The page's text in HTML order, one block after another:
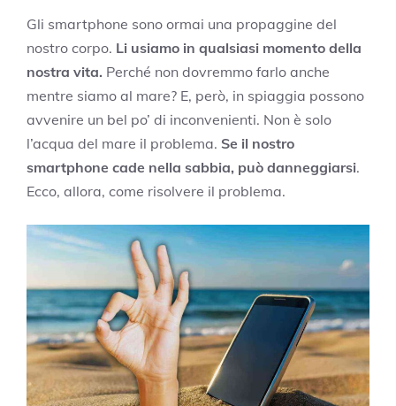
Gli smartphone sono ormai una propaggine del
nostro corpo. Li usiamo in qualsiasi momento della
nostra vita. Perché non dovremmo farlo anche
mentre siamo al mare? E, però, in spiaggia possono
avvenire un bel po’ di inconvenienti. Non è solo
l’acqua del mare il problema. Se il nostro
smartphone cade nella sabbia, può danneggiarsi.
Ecco, allora, come risolvere il problema.